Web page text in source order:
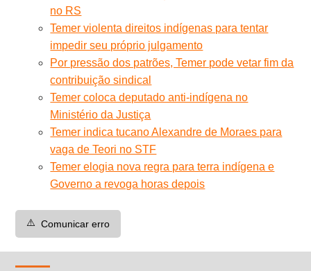
no RS
Temer violenta direitos indígenas para tentar
impedir seu próprio julgamento
Por pressão dos patrões, Temer pode vetar fim da
contribuição sindical
Temer coloca deputado anti-indígena no
Ministério da Justiça
Temer indica tucano Alexandre de Moraes para
vaga de Teori no STF
Temer elogia nova regra para terra indígena e
Governo a revoga horas depois
⚠️ Comunicar erro